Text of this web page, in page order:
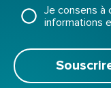
Je consens à
informations